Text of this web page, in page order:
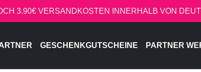
3.90€ VERSANDKOSTEN INNERHALB VON
GESCHENKGUTSCHEINE PARTNER